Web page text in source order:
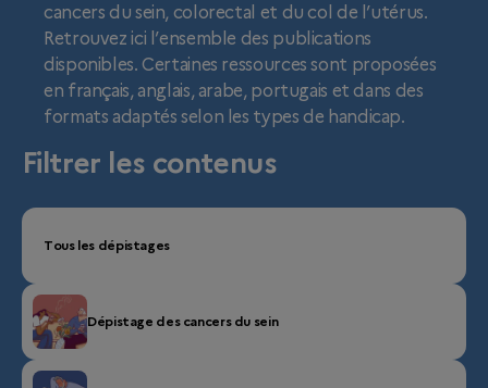
cancers du sein, colorectal et du col de l’utérus.
Retrouvez ici l’ensemble des publications
disponibles. Certaines ressources sont proposées
en français, anglais, arabe, portugais et dans des
formats adaptés selon les types de handicap.
Filtrer les contenus
Tous les dépistages
Dépistage des cancers du sein